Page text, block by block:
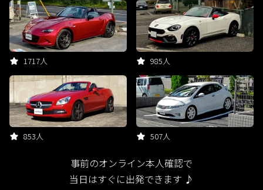
1717人 985人
853人 507人
事前のオンライン本人確認で
当日はすぐに出発できます ♪